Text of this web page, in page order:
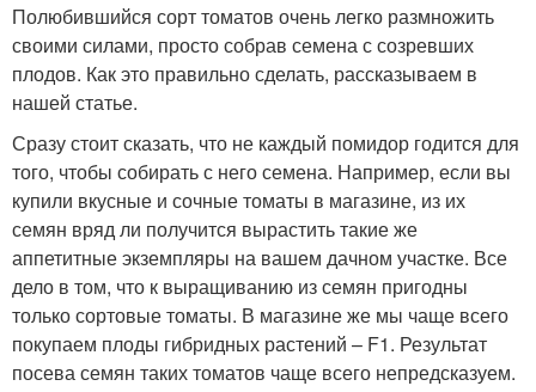
Полюбившийся сорт томатов очень легко размножить
своими силами, просто собрав семена с созревших
плодов. Как это правильно сделать, рассказываем в
нашей статье.
Сразу стоит сказать, что не каждый помидор годится для
того, чтобы собирать с него семена. Например, если вы
купили вкусные и сочные томаты в магазине, из их
семян вряд ли получится вырастить такие же
аппетитные экземпляры на вашем дачном участке. Все
дело в том, что к выращиванию из семян пригодны
только сортовые томаты. В магазине же мы чаще всего
покупаем плоды гибридных растений – F1. Результат
посева семян таких томатов чаще всего непредсказуем.